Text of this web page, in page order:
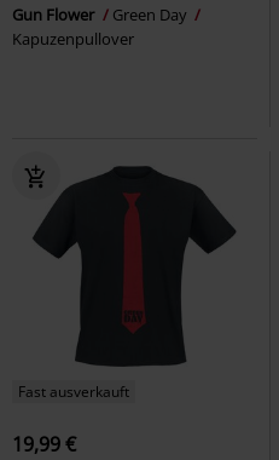
Gun Flower
Green Day
Kapuzenpullover
Fast ausverkauft
19,99 €